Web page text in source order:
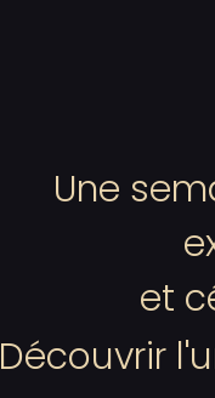
Une
et
Découvrir